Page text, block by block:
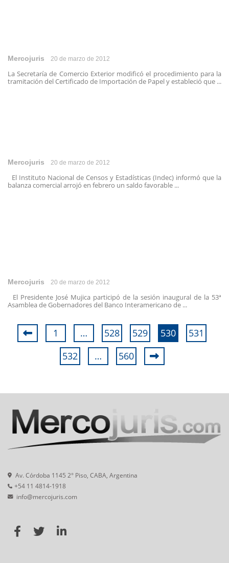
Mercojuris 20 de marzo de 2012
La Secretaría de Comercio Exterior modificó el procedimiento para la
tramitación del Certificado de Importación de Papel y estableció que ...
Mercojuris 20 de marzo de 2012
El Instituto Nacional de Censos y Estadísticas (Indec) informó que la
balanza comercial arrojó en febrero un saldo favorable ...
Mercojuris 20 de marzo de 2012
El Presidente José Mujica participó de la sesión inaugural de la 53ª
Asamblea de Gobernadores del Banco Interamericano de ...
1 … 528 529 530
531
532
… 560
Av. Córdoba 1145 2° Piso, CABA, Argentina
+54 11 4814-1918
info@mercojuris.com